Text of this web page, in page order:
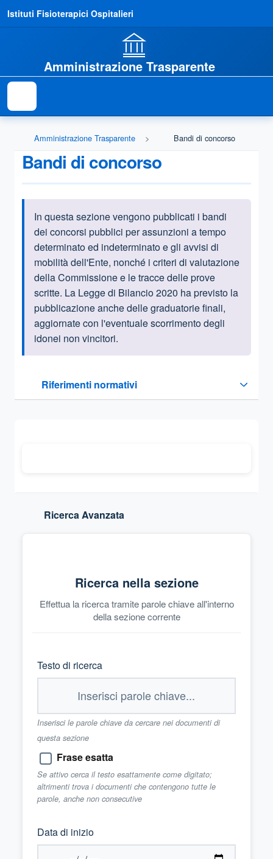
Istituti Fisioterapici Ospitalieri
Amministrazione Trasparente
Amministrazione Trasparente Bandi di concorso
Bandi di concorso
Informazioni introduttive
In questa sezione vengono pubblicati i bandi
dei concorsi pubblici per assunzioni a tempo
determinato ed indeterminato e gli avvisi di
mobilità dell'Ente, nonché i criteri di valutazione
della Commissione e le tracce delle prove
scritte. La Legge di Bilancio 2020 ha previsto la
pubblicazione anche delle graduatorie finali,
aggiornate con l'eventuale scorrimento degli
idonei non vincitori.
Riferimenti normativi
Sezione compressa
Ricerca Avanzata
Ricerca nella sezione
Effettua la ricerca tramite parole chiave all'interno
della sezione corrente
Testo di ricerca
Inserisci le parole chiave da cercare nei documenti di
questa sezione
Frase esatta
Se attivo cerca il testo esattamente come digitato;
altrimenti trova i documenti che contengono tutte le
parole, anche non consecutive
Data di inizio